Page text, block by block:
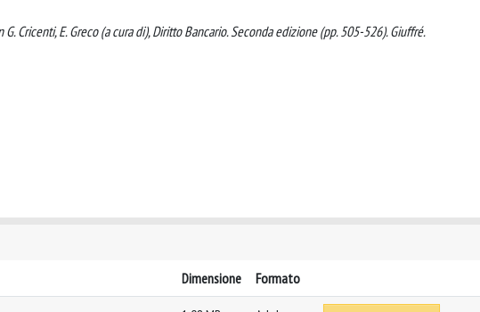
Cricenti, E. Greco (a cura di), Diritto Bancario. Seconda edizione (pp. 505-526). Giuffré.
Dimensione Formato